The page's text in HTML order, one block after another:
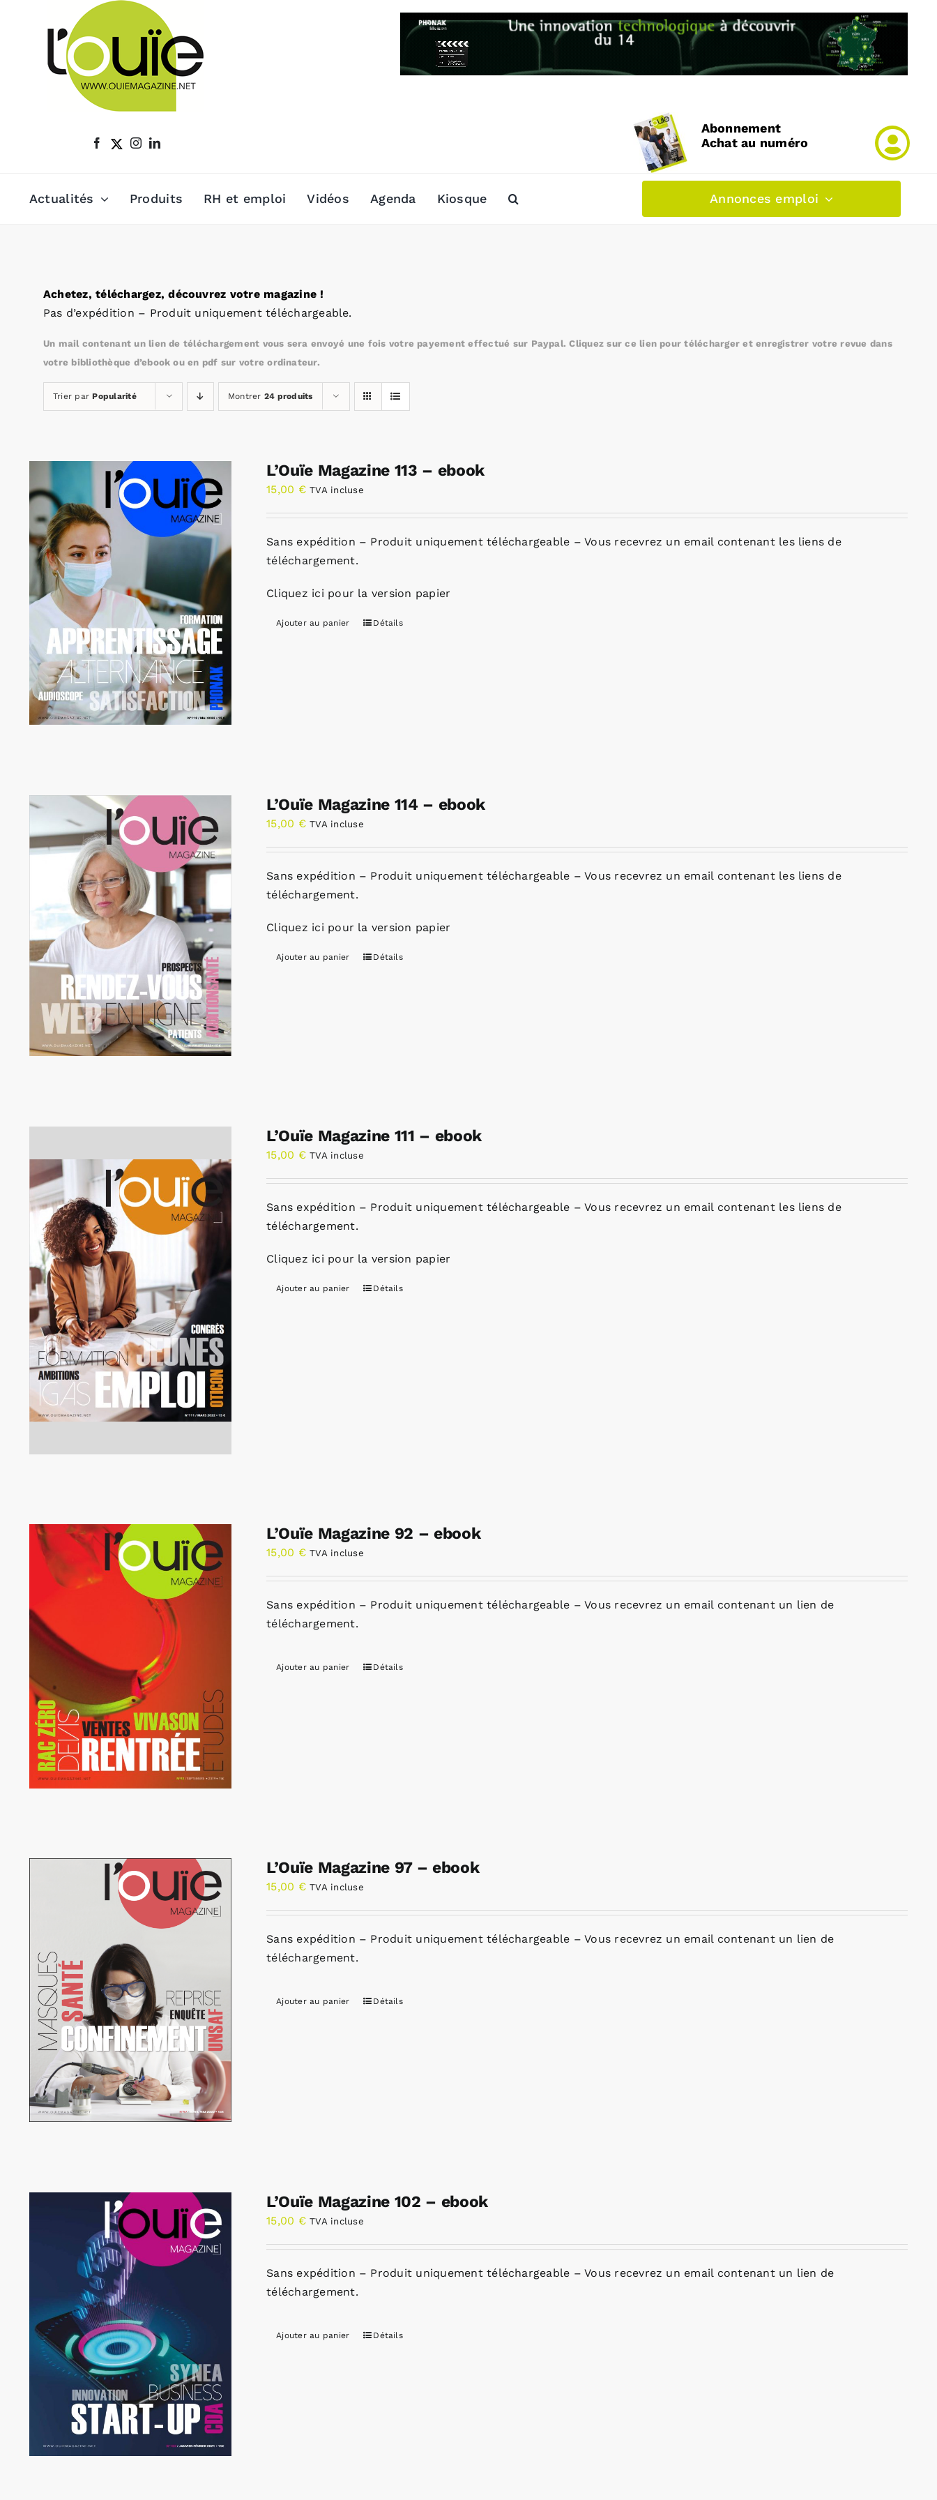
Abonnement
Achat au numéro
Actualités Produits RH et emploi Vidéos Agenda Kiosque Annonces emploi
Achetez, téléchargez, découvrez votre magazine !
Pas d’expédition – Produit uniquement téléchargeable.
Un mail contenant un lien de téléchargement vous sera envoyé une fois votre payement effectué sur Paypal. Cliquez sur ce lien pour télécharger et enregistrer votre revue dans
votre bibliothèque d’ebook ou en pdf sur votre ordinateur.
Trier parPopularité Montrer 24 produits
L’Ouïe Magazine 113 – ebook
15,00 € TVA incluse
Sans expédition – Produit uniquement téléchargeable – Vous recevrez un email contenant les liens de
téléchargement.
Cliquez ici pour la version papier
Ajouter au panier Détails
L’Ouïe Magazine 114 – ebook
15,00 € TVA incluse
Sans expédition – Produit uniquement téléchargeable – Vous recevrez un email contenant les liens de
téléchargement.
Cliquez ici pour la version papier
Ajouter au panier Détails
L’Ouïe Magazine 111 – ebook
15,00 € TVA incluse
Sans expédition – Produit uniquement téléchargeable – Vous recevrez un email contenant les liens de
téléchargement.
Cliquez ici pour la version papier
Ajouter au panier Détails
L’Ouïe Magazine 92 – ebook
15,00 € TVA incluse
Sans expédition – Produit uniquement téléchargeable – Vous recevrez un email contenant un lien de
téléchargement.
Ajouter au panier Détails
L’Ouïe Magazine 97 – ebook
15,00 € TVA incluse
Sans expédition – Produit uniquement téléchargeable – Vous recevrez un email contenant un lien de
téléchargement.
Ajouter au panier Détails
L’Ouïe Magazine 102 – ebook
15,00 € TVA incluse
Sans expédition – Produit uniquement téléchargeable – Vous recevrez un email contenant un lien de
téléchargement.
Ajouter au panier Détails